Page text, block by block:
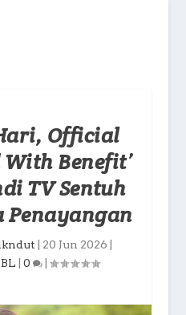
Official
Benefit’
TV Sentuh
Penayangan
20 Jun 2026
|0 |